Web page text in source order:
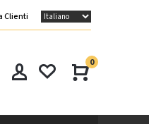
Clienti
0